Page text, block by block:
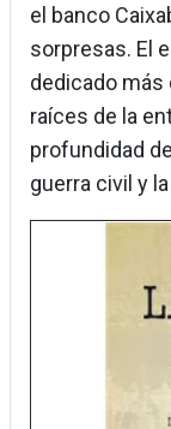
el banco
sorpresas. El
dedicado más
raíces de la
profundidad
guerra civil y